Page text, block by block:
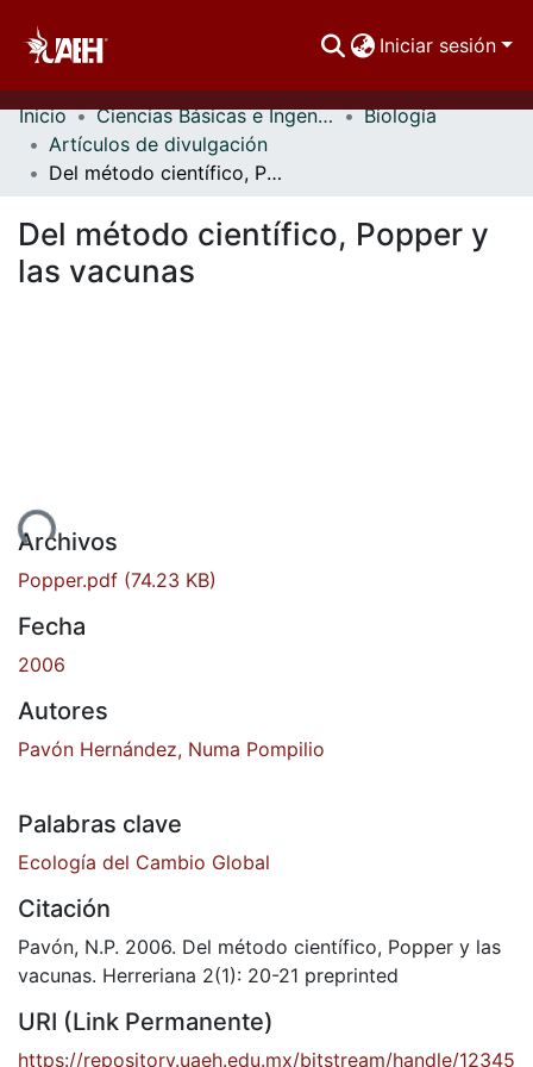
Iniciar sesión
Comunidades
Buscar Por
Estadísticas
Inicio Ciencias Básicas e Ingeniería
Biología
Artículos de divulgación
Del método científico, Popper y las vacunas
Del método científico, Popper y
las vacunas
Archivos
Popper.pdf (74.23 KB)
Fecha
2006
Autores
Pavón Hernández, Numa Pompilio
Palabras clave
Ecología del Cambio Global
Citación
Pavón, N.P. 2006. Del método científico, Popper y las
vacunas. Herreriana 2(1): 20-21 preprinted
URI (Link Permanente)
https://repository.uaeh.edu.mx/bitstream/handle/12345